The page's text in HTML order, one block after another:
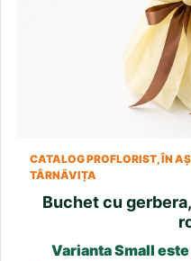
CATALOG PROFLORIST, ÎN
TÂRNĂVIȚA
Buchet cu
Varianta Small